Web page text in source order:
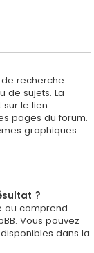
recherche
de sujets. La
le lien
pages du forum.
graphiques
?
ou comprend
Vous pouvez
dans la